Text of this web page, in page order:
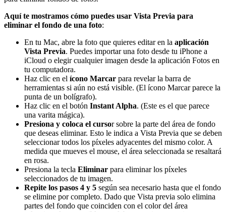
Aquí te mostramos cómo puedes usar Vista Previa para
eliminar el fondo de una foto:
En tu Mac, abre la foto que quieres editar en la aplicación
Vista Previa. Puedes importar una foto desde tu iPhone a
iCloud o elegir cualquier imagen desde la aplicación Fotos en
tu computadora.
Haz clic en el ícono Marcar para revelar la barra de
herramientas si aún no está visible. (El ícono Marcar parece la
punta de un bolígrafo).
Haz clic en el botón Instant Alpha. (Este es el que parece
una varita mágica).
Presiona y coloca el cursor sobre la parte del área de fondo
que deseas eliminar. Esto le indica a Vista Previa que se deben
seleccionar todos los píxeles adyacentes del mismo color. A
medida que mueves el mouse, el área seleccionada se resaltará
en rosa.
Presiona la tecla Eliminar para eliminar los píxeles
seleccionados de tu imagen.
Repite los pasos 4 y 5 según sea necesario hasta que el fondo
se elimine por completo. Dado que Vista previa solo elimina
partes del fondo que coinciden con el color del área